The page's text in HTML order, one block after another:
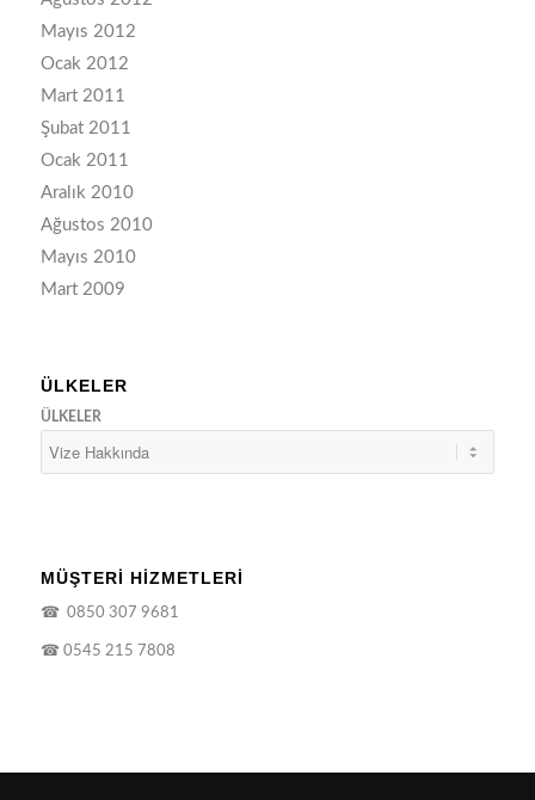
Mayıs 2012
Ocak 2012
Mart 2011
Şubat 2011
Ocak 2011
Aralık 2010
Ağustos 2010
Mayıs 2010
Mart 2009
ÜLKELER
ÜLKELER
MÜŞTERİ HİZMETLERİ
☎0850 307 9681
☎0545 215 7808